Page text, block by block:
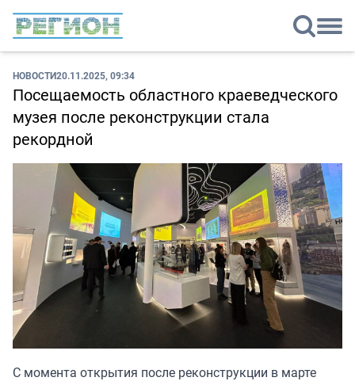
НОВОСТИ20.11.2025, 09:34
Посещаемость областного краеведческого
музея после реконструкции стала
рекордной
С момента открытия после реконструкции в марте